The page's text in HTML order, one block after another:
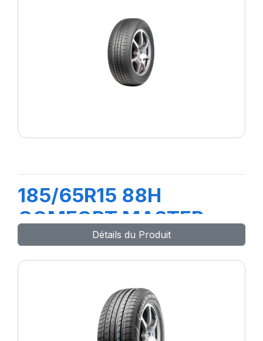
185/65R15 88H
COMFORT MASTER
Détails du Produit